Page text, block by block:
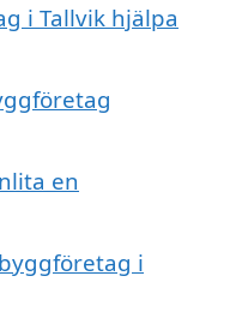
i Tallvik hjälpa
en
i